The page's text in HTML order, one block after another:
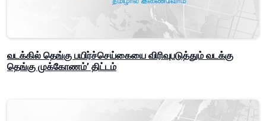
வடக்கில் தெங்கு பயிர்ச்செய்கையை விரிவுபடுத்தும் வடக்கு
தெங்கு முக்கோணம்’ திட்டம்